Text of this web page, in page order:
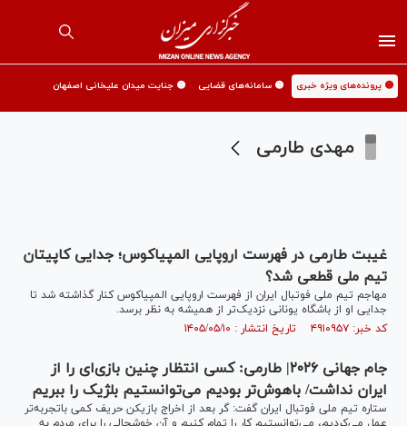
🟡 پرونده‌های ویژه خبری 🟡 سامانه‌های قضایی 🟡 جنایت میدان علیخانی اصفهان
مهدی طارمی
غیبت طارمی در فهرست اروپایی المپیاکوس؛ جدایی کاپیتان
تیم ملی قطعی شد؟
مهاجم تیم ملی فوتبال ایران از فهرست اروپایی المپیاکوس کنار گذاشته شد تا
جدایی او از باشگاه یونانی نزدیک‌تر از همیشه به نظر برسد.
کد خبر: ۴۹۱۰۹۵۷ تاریخ انتشار : ۱۴۰۵/۰۵/۱۰
جام جهانی ۲۰۲۶| طارمی: کسی انتظار چنین بازی‌ای را از
ایران نداشت/ باهوش‌تر بودیم می‌توانستیم بلژیک را ببریم
ستاره تیم ملی فوتبال ایران گفت: گر بعد از اخراج بازیکن حریف کمی باتجربه‌تر